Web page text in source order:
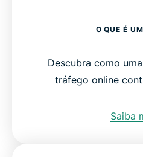
O QUE É
Descubra como
tráfego online
Saiba